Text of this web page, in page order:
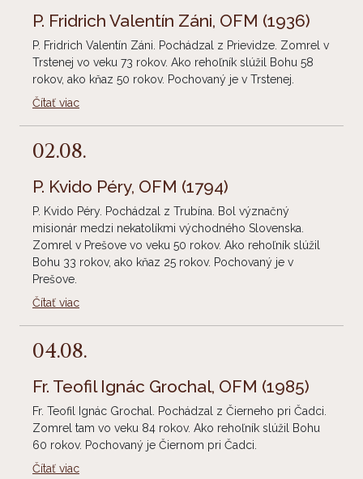
P. Fridrich Valentín Záni, OFM (1936)
P. Fridrich Valentín Záni. Pochádzal z Prievidze. Zomrel v
Trstenej vo veku 73 rokov. Ako rehoľník slúžil Bohu 58
rokov, ako kňaz 50 rokov. Pochovaný je v Trstenej.
Čítať viac
02.08.
P. Kvido Péry, OFM (1794)
P. Kvido Péry. Pochádzal z Trubína. Bol význačný
misionár medzi nekatolíkmi východného Slovenska.
Zomrel v Prešove vo veku 50 rokov. Ako rehoľník slúžil
Bohu 33 rokov, ako kňaz 25 rokov. Pochovaný je v
Prešove.
Čítať viac
04.08.
Fr. Teofil Ignác Grochal, OFM (1985)
Fr. Teofil Ignác Grochal. Pochádzal z Čierneho pri Čadci.
Zomrel tam vo veku 84 rokov. Ako rehoľník slúžil Bohu
60 rokov. Pochovaný je Čiernom pri Čadci.
Čítať viac